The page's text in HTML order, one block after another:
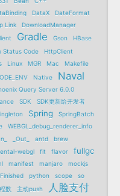
DataX
DateFormat
Link
DownloadManager
Gradle Gson
HBase
Status Code
HttpClient
Linux MGR Mac Makefile
Native Naval
Query Server 6.0.0
SDK
SDK更新给开发者
Spring
SpringBatch
WEBGL_debug_renderer_info
_In_ _Out_ antd
brew
webgl fit flavor fullgc
manifest manjaro
mockjs
python scope
so
数 主动push 人脸支付